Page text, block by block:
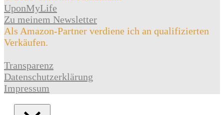
UponMyLife
Zu meinem Newsletter
Als Amazon-Partner verdiene ich an qualifizierten
Verkäufen.
Transparenz
Datenschutzerklärung
Impressum